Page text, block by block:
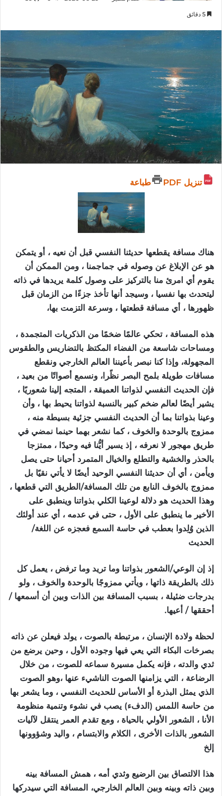
تنزيل PDF طباعة
هناك مسافة يقطعها حديثنا النفسي قبل أن نعيه ، أو يتمكن
هو عن الإبلاغ عن وصوله في جماجمنا ، ومن الممكن أن
يقوم أي امرئ منا بالتركيز على وصول كلمة يريدها في ذاته
ليتحدث بها نفسيا ، وسيجد أنها تأخذ جزءًا من الزمان قبل
ظهورها ، أي مسافة قطعتها ، وسرعة التزمت بها،
هذه المسافة ، تحكي عالمًا ضخمًا من الذكريات المتجمدة ،
ومساحات شاسعة من الفضاء المكتظ بالتضاريس والطقوس
المجهولة، وإذا كنا نبصر بأعيننا العالم الخارجي ونقطع
مسافات طويلة بلمح البصر نظًرا، ونسمع أصواتًا من بعيد ،
فإن الحديث النفسي لذواتنا العميقة ، المتجه إلينا شعوريًا ،
يشير أيضًا لعالم ضخم كبير بالنسبة لذواتنا يحيط بها ، وأن
وعينا بذواتنا بما أن الحديث النفسي جزئية بسيطة منه ،
ممزوج بالوحدة والخوف ، كما نشعر بهما حينما نمضي في
طريق مهجور لا نعرفه ، إذ يسير أيُّنا فيه وحيدًا ، ممتزجا
بالحذر والخشية والتطلع والخيال المتمرد أحيانا حتى يصل
ويأمن ، أي أن حديثنا النفسي الوحيد أيضًا لا يأتي نقيًا بل
ممزوج بالخوف النابع من تلك المسافة/الطريق التي قطعها ،
وهذا الحديث هو دلالة لوعينا الكلي بذواتنا وينطبق على
الأخير ما ينطبق على الأول ، حتى في عدمه ، أي عند أولئك
الذين وُلِدوا بعطب في حاسة السمع فعجزه عن اللغة/
الحديث
إذ إن الوعي/الشعور بذواتنا وما تريد وما ترفض ، يعمل كل
ذلك بالطريقة ذاتها ، ويأتي ممزوجًا بالوحدة والخوف ، ولو
بدرجات ضئيلة ، بسبب المسافة بين الذات وبين أن أسمعها /
أحققها / أعيها.
لحظة ولادة الإنسان ، مرتبطة بالصوت ، يولد فيعلن عن ذاته
بصرخات البكاء التي يعي فيها وجوده الأول ، وحين يرضع من
ثدي والدته ، فإنه يكمل مسيرة سماعه للصوت ، من خلال
الرضاعة ، التي يزامنها الصوت الناشيء عنها ،وهو الصوت
الذي يمثل البذرة أو الأساس للحديث النفسي ، وما يشعر بها
من حاسة اللمس (الدفء) يصب في نشوء وتنمية منظومة
الأنا ، الشعور الأولي بالحياة ، ومع تقدم العمر ينتقل لآليات
الشعور بالذات الأخرى ، الكلام والابتسام ، واليد وشؤوونها
إلخ
هذا الالتصاق بين الرضيع وثدي أمه ، همش المسافة بينه
وبين ذاته وبينه وبين العالم الخارجي، المسافة التي سيدركها